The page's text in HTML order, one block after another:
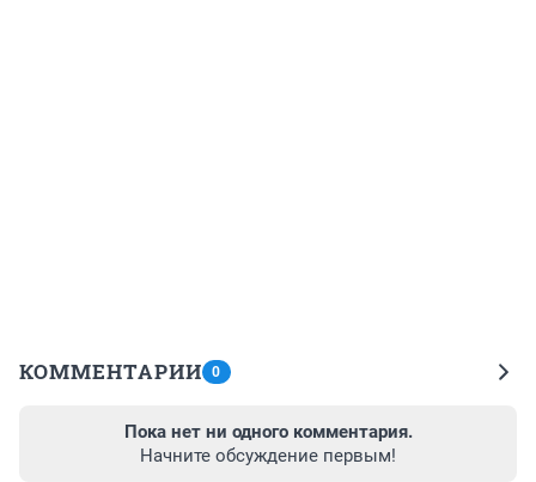
КОММЕНТАРИИ 0
Пока нет ни одного комментария.
Начните обсуждение первым!